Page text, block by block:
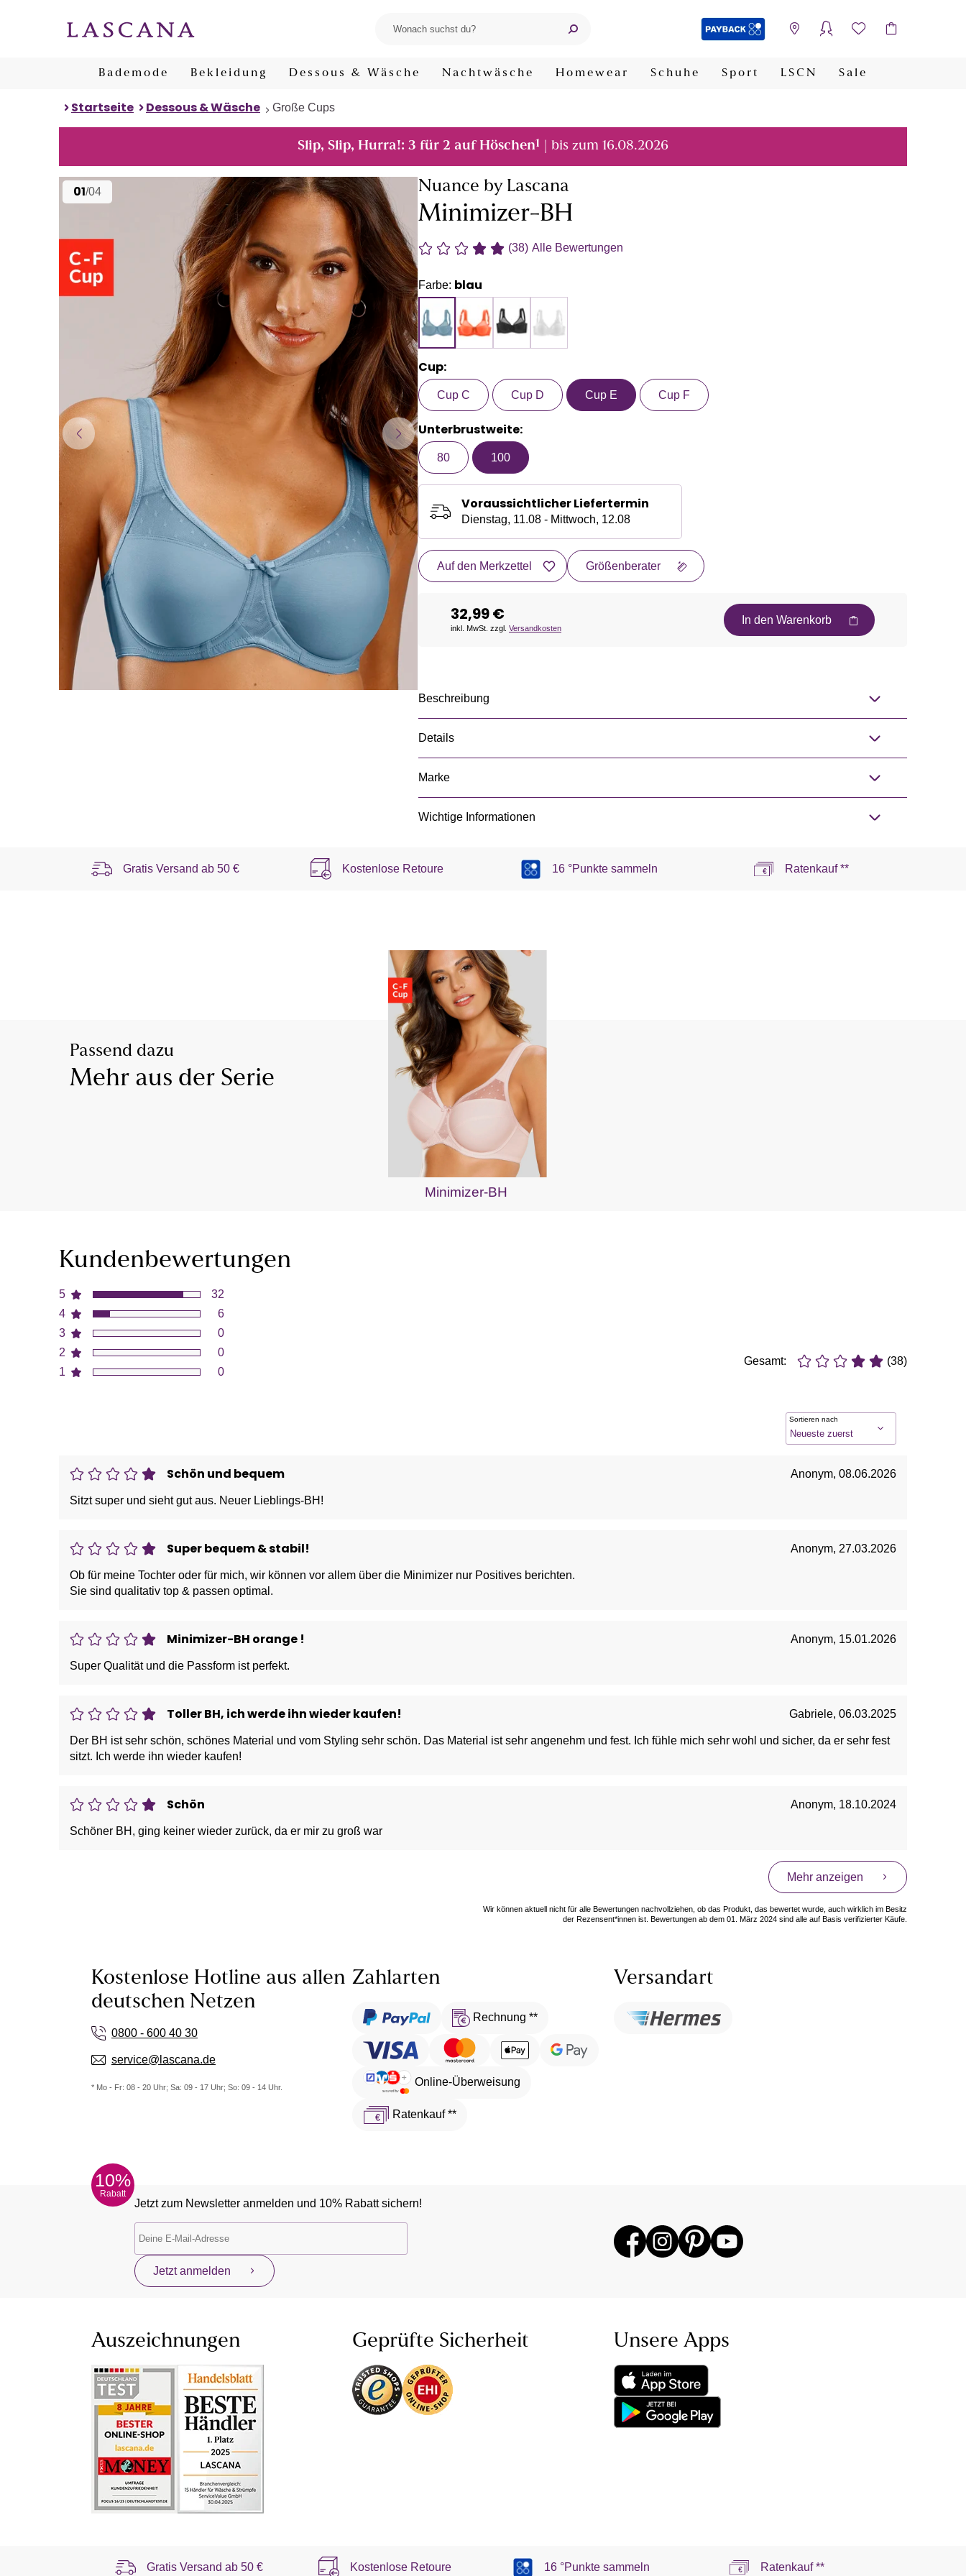
Bademode Bekleidung Dessous & Wäsche Nachtwäsche Homewear Schuhe Sport LSCN Sale
Startseite Dessous & Wäsche Große Cups
Slip, Slip, Hurra!: 3 für 2 auf Höschen1 | bis zum 16.08.2026
01/04 Nuance by Lascana
Minimizer-BH
(38) Alle Bewertungen
Farbe: blau
Cup:
Cup C Cup D Cup E Cup F
Unterbrustweite:
80 100
Voraussichtlicher Liefertermin
Dienstag, 11.08 - Mittwoch, 12.08
Auf den Merkzettel Größenberater
32,99 €
inkl. MwSt. zzgl. Versandkosten
In den Warenkorb
Beschreibung
Details
Marke
Wichtige Informationen
Gratis Versand ab 50 € Kostenlose Retoure 16 °Punkte sammeln Ratenkauf **
Passend dazu
Mehr aus der Serie
Minimizer-BH
Kundenbewertungen
5
4
3
2
1
32
6
0
0
0
Gesamt: (38)
Sortieren nach
Schön und bequem Anonym, 08.06.2026
Sitzt super und sieht gut aus. Neuer Lieblings-BH!
Super bequem & stabil! Anonym, 27.03.2026
Ob für meine Tochter oder für mich, wir können vor allem über die Minimizer nur Positives berichten.
Sie sind qualitativ top & passen optimal.
Minimizer-BH orange ! Anonym, 15.01.2026
Super Qualität und die Passform ist perfekt.
Toller BH, ich werde ihn wieder kaufen! Gabriele, 06.03.2025
Der BH ist sehr schön, schönes Material und vom Styling sehr schön. Das Material ist sehr angenehm und fest. Ich fühle mich sehr wohl und sicher, da er sehr fest
sitzt. Ich werde ihn wieder kaufen!
Schön Anonym, 18.10.2024
Schöner BH, ging keiner wieder zurück, da er mir zu groß war
Mehr anzeigen
Wir können aktuell nicht für alle Bewertungen nachvollziehen, ob das Produkt, das bewertet wurde, auch wirklich im Besitz
der Rezensent*innen ist. Bewertungen ab dem 01. März 2024 sind alle auf Basis verifizierter Käufe.
Kostenlose Hotline aus allen
deutschen Netzen
0800 - 600 40 30
service@lascana.de
* Mo - Fr: 08 - 20 Uhr; Sa: 09 - 17 Uhr; So: 09 - 14 Uhr.
Zahlarten
Rechnung **
Online-Überweisung
Ratenkauf **
Versandart
10%
Rabatt
Jetzt zum Newsletter anmelden und 10% Rabatt sichern!
Jetzt anmelden
Auszeichnungen Geprüfte Sicherheit Unsere Apps
Gratis Versand ab50 € Kostenlose Retoure 16 °Punkte sammeln Ratenkauf **